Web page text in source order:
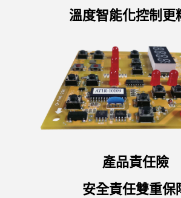
溫度智能化控制更
產品責任險
安全責任雙重保